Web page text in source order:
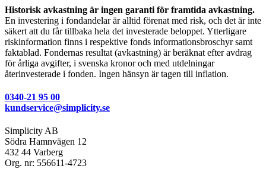
Historisk avkastning är ingen garanti för framtida avkastning.
En investering i fondandelar är alltid förenat med risk, och det är inte
säkert att du får tillbaka hela det investerade beloppet. Ytterligare
riskinformation finns i respektive fonds informationsbroschyr samt
faktablad. Fondernas resultat (avkastning) är beräknat efter avdrag
för årliga avgifter, i svenska kronor och med utdelningar
återinvesterade i fonden. Ingen hänsyn är tagen till inflation.
0340-21 95 00
kundservice@simplicity.se
Simplicity AB
Södra Hamnvägen 12
432 44 Varberg
Org. nr: 556611-4723